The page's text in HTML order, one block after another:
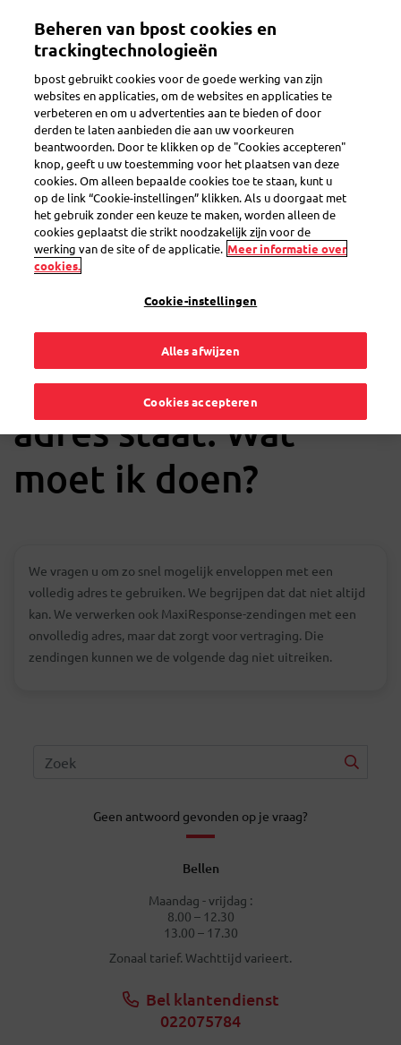
inhoud
Toggle navigation
Er is een probleem
Ik heb nog altijd
respondenten die
oude enveloppen
gebruiken waarop
niet het volledige
adres staat. Wat
moet ik doen?
We vragen u om zo snel mogelijk enveloppen met een
volledig adres te gebruiken. We begrijpen dat dat niet altijd
kan. We verwerken ook MaxiResponse-zendingen met een
onvolledig adres, maar dat zorgt voor vertraging. Die
zendingen kunnen we de volgende dag niet uitreiken.
Geen antwoord gevonden op je vraag?
Bellen
Maandag - vrijdag :
8.00 – 12.30
13.00 – 17.30
Zonaal tarief. Wachttijd varieert.
Bel klantendienst
022075784
Beheren van bpost cookies en
trackingtechnologieën
bpost gebruikt cookies voor de goede werking van zijn
websites en applicaties, om de websites en applicaties te
verbeteren en om u advertenties aan te bieden of door
derden te laten aanbieden die aan uw voorkeuren
beantwoorden. Door te klikken op de "Cookies accepteren"
knop, geeft u uw toestemming voor het plaatsen van deze
cookies. Om alleen bepaalde cookies toe te staan, kunt u
op de link “Cookie-instellingen” klikken. Als u doorgaat met
het gebruik zonder een keuze te maken, worden alleen de
cookies geplaatst die strikt noodzakelijk zijn voor de
werking van de site of de applicatie. Meer informatie over
cookies.
Cookie-instellingen
Alles afwijzen
Cookies accepteren